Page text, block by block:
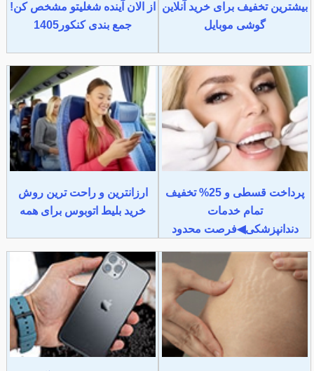
بیشترین تخفیف برای خرید آنلاین
گوشی موبایل
از الان آینده شغلیتو مشخص کن!
جمع بندی کنکور1405
پرداخت قسطی و 25% تخفیف
تمام خدمات
دندانپزشکی◀فرصت محدود
ارزانترین و راحت ترین روش
خرید بلیط اتوبوس برای همه